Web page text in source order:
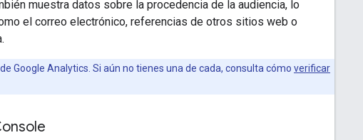
muestra datos sobre la procedencia de la audiencia, lo
el correo electrónico, referencias de otros sitios web o
Google Analytics. Si aún no tienes una de cada, consulta cómo verificar